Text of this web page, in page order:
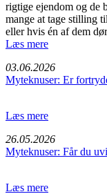
rigtige ejendom og de
mange at tage stilling
eller hvis én af dem
Læs mere
03.06.2026
Myteknuser: Er
Læs mere
26.05.2026
Myteknuser: Får du
Læs mere